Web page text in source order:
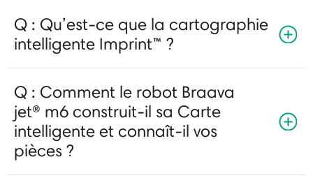
Q : Qu’est-ce que la cartographie
intelligente Imprint™ ?
Q : Comment le robot Braava
jet® m6 construit-il sa Carte
intelligente et connaît-il vos
pièces ?